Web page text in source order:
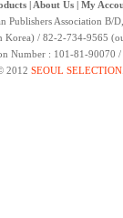
| About Us| My
Publishers Association B/
Korea) / 82-2-734-9565
Number : 101-81-
2012 SEOUL SELECTION